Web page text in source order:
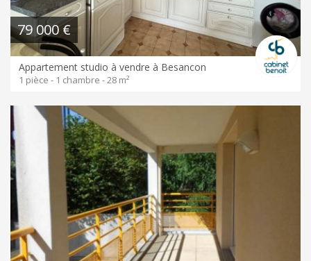
79 000 €
Appartement studio à vendre à Besancon
1 pièce - 1 chambre - 28 m²